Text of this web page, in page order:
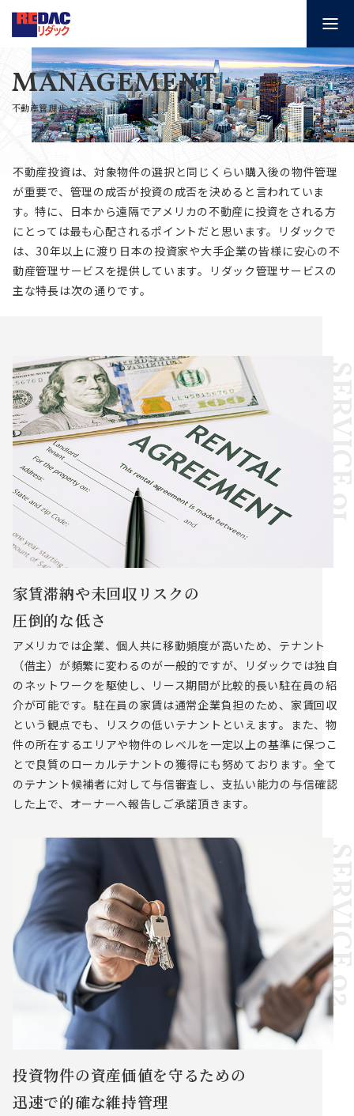
MANAGEMENT
不動産管理サービス
不動産投資は、対象物件の選択と同じくらい購入後の物件管理
が重要で、 管理の成否が投資の成否を決めると言われていま
す。特に、日本から遠隔でアメリカの不動産に投資をされる方
にとっては最も心配されるポイントだと思います。
リダックで
は、30年以上に渡り日本の投資家や大手企業の皆様に安心の不
動産管理サービスを提供しています。
リダック管理サービスの
主な特長は次の通りです。
家賃滞納や未回収リスクの
圧倒的な低さ
アメリカでは企業、個人共に移動頻度が高いため、テナント
（借主）が頻繁に変わるのが一般的ですが、リダックでは独自
のネットワークを駆使し、リース期間が比較的長い駐在員の紹
介が可能です。駐在員の家賃は通常企業負担のため、家賃回収
という観点でも、リスクの低いテナントといえます。また、物
件の所在するエリアや物件のレベルを一定以上の基準に保つこ
とで良質のローカルテナントの獲得にも努めております。全て
のテナント候補者に対して与信審査し、支払い能力の与信確認
した上で、オーナーへ報告しご承諾頂きます。
投資物件の資産価値を守るための
迅速で的確な維持管理